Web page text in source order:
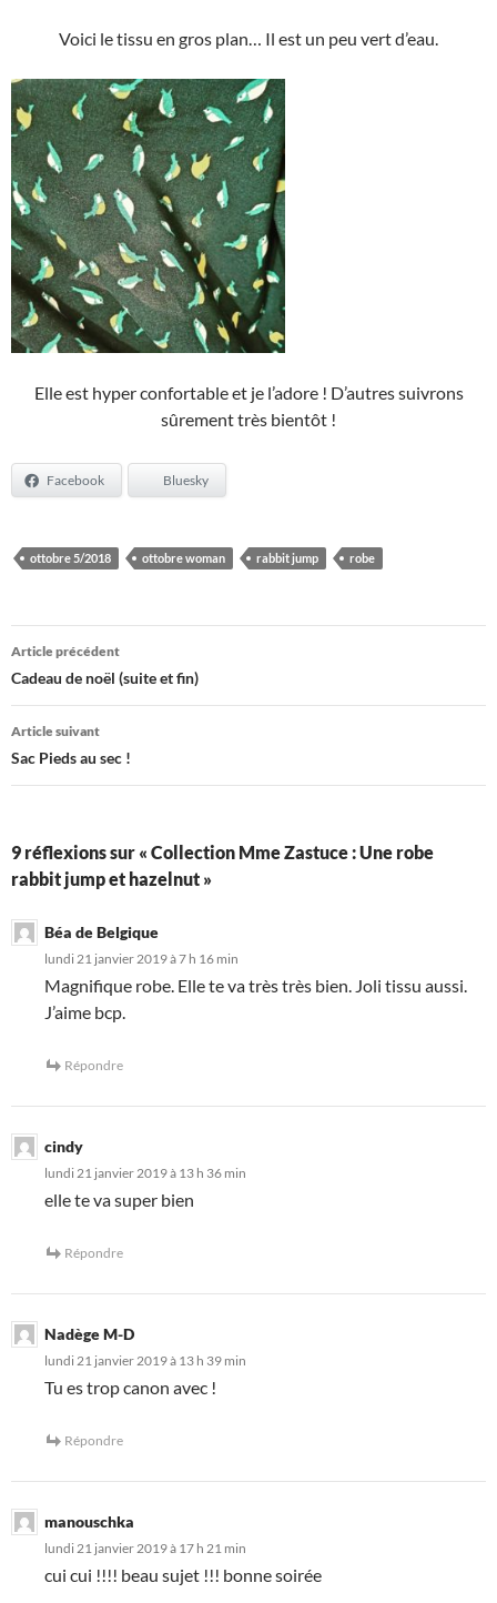
Voici le tissu en gros plan… Il est un peu vert d’eau.
Elle est hyper confortable et je l’adore ! D’autres suivrons
sûrement très bientôt !
Facebook Bluesky
ottobre 5/2018 ottobre woman rabbit jump robe
Navigation
des
articles
Article précédent
Cadeau de noël (suite et fin)
Article suivant
Sac Pieds au sec !
9 réflexions sur « Collection Mme Zastuce : Une robe
rabbit jump et hazelnut »
Béa de Belgique
lundi 21 janvier 2019 à 7 h 16 min
Magnifique robe. Elle te va très très bien. Joli tissu aussi.
J’aime bcp.
Répondre
cindy
lundi 21 janvier 2019 à 13 h 36 min
elle te va super bien
Répondre
Nadège M-D
lundi 21 janvier 2019 à 13 h 39 min
Tu es trop canon avec !
Répondre
manouschka
lundi 21 janvier 2019 à 17 h 21 min
cui cui !!!! beau sujet !!! bonne soirée